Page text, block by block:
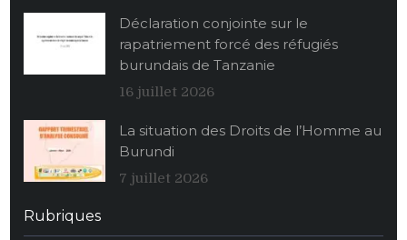
vide
ses
stocks
alimentaires
maïs
profit
Déclaration conjointe sur le
rapatriement forcé des réfugiés
burundais de Tanzanie
16 juillet 2026
La situation des Droits de l’Homme au
Burundi
7 juillet 2026
Rubriques